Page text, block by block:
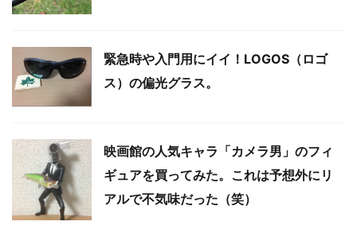
緊急時や入門用にイイ！LOGOS（ロゴ
ス）の偏光グラス。
映画館の人気キャラ「カメラ男」のフィ
ギュアを買ってみた。これは予想外にリ
アルで不気味だった（笑）